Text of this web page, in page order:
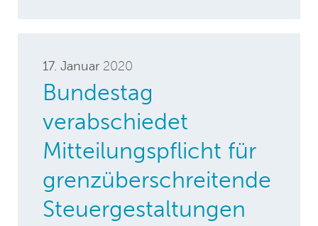
17. Januar 2020
Bundestag
verabschiedet
Mitteilungspflicht für
grenzüberschreitende
Steuergestaltungen